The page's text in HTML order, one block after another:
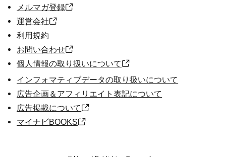
メルマガ登録
運営会社
利用規約
お問い合わせ
個人情報の取り扱いについて
インフォマティブデータの取り扱いについて
広告企画＆アフィリエイト表記について
広告掲載について
マイナビBOOKS